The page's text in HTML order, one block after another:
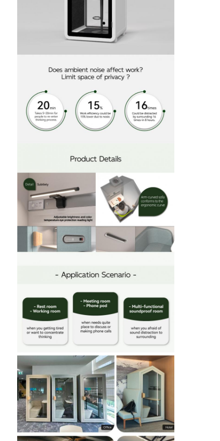
Arredamento per ufficio
Kit di ventilazione delle finestre